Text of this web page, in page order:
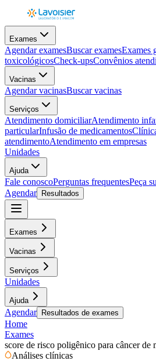
Exames
Agendar examesBuscar examesExames
toxicológicosCheck-upsConvênios
Vacinas
Agendar vacinasBuscar vacinas
Serviços
Atendimento domiciliarAtendimento
particularInfusão de medicamentos
atendimentoAtendimento em empresas
Unidades
Ajuda
Fale conoscoPerguntas frequentesPeça
Agendar
Resultados
Exames
Vacinas
Serviços
Unidades
Ajuda
Agendar Resultados de exames
Home
Exames
score de risco poligênico para câncer de
Análises clínicas